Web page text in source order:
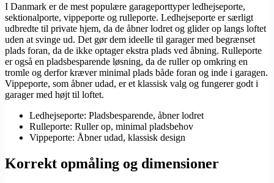
I Danmark er de mest populære garageporttyper ledhejseporte,
sektionalporte, vippeporte og rulleporte. Ledhejseporte er særligt
udbredte til private hjem, da de åbner lodret og glider op langs loftet
uden at svinge ud. Det gør dem ideelle til garager med begrænset
plads foran, da de ikke optager ekstra plads ved åbning. Rulleporte
er også en pladsbesparende løsning, da de ruller op omkring en
tromle og derfor kræver minimal plads både foran og inde i garagen.
Vippeporte, som åbner udad, er et klassisk valg og fungerer godt i
garager med højt til loftet.
Ledhejseporte: Pladsbesparende, åbner lodret
Rulleporte: Ruller op, minimal pladsbehov
Vippeporte: Åbner udad, klassisk design
Korrekt opmåling og dimensioner